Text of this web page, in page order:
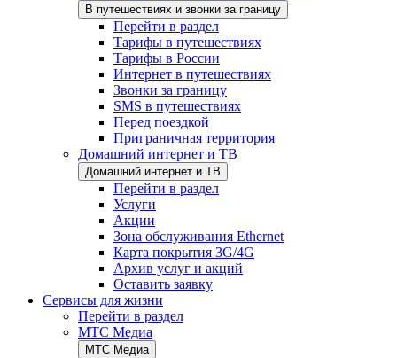
В путешествиях и звонки за границу
Перейти в раздел
Тарифы в путешествиях
Тарифы в России
Интернет в путешествиях
Звонки за границу
SMS в путешествиях
Перед поездкой
Приграничная территория
Домашний интернет и ТВ
Домашний интернет и ТВ
Перейти в раздел
Услуги
Акции
Зона обслуживания Ethernet
Карта покрытия 3G/4G
Архив услуг и акций
Оставить заявку
Сервисы для жизни
Перейти в раздел
МТС Медиа
МТС Медиа